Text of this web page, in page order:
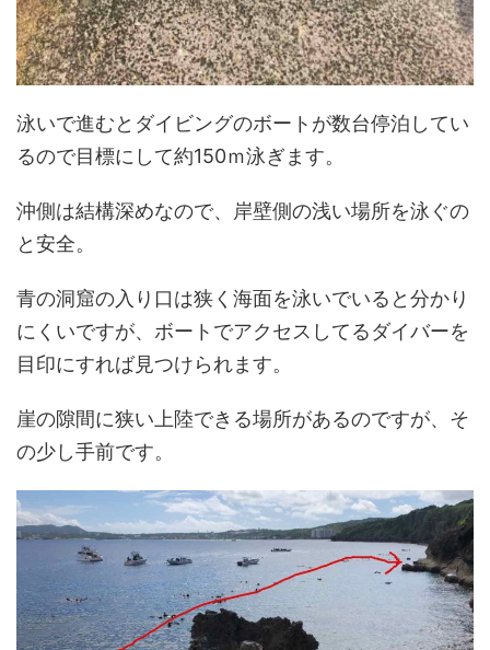
泳いで進むとダイビングのボートが数台停泊してい
るので目標にして約150ｍ泳ぎます。
沖側は結構深めなので、岸壁側の浅い場所を泳ぐの
と安全。
青の洞窟の入り口は狭く海面を泳いでいると分かり
にくいですが、ボートでアクセスしてるダイバーを
目印にすれば見つけられます。
崖の隙間に狭い上陸できる場所があるのですが、そ
の少し手前です。